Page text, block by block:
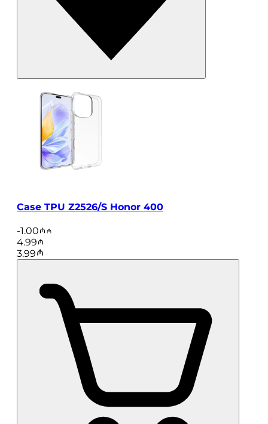
Case TPU Z2526/S Honor 400
-1.00
4.99
3.99